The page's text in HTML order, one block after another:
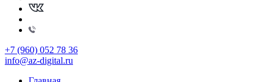
+7 (960) 052 78 36
info@az-digital.ru